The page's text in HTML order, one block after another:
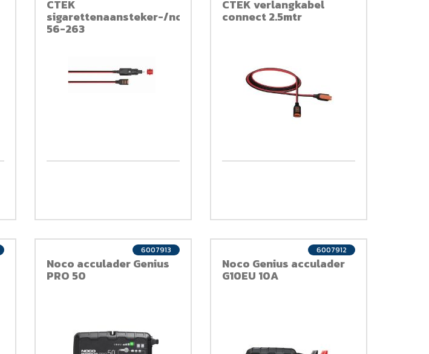
CTEK
sigarettenaansteker-/normkabel
56-263
CTEK verlangkabel
connect 2.5mtr
Noco acculader Genius
PRO 50
6007913
Noco Genius acculader
G10EU 10A
6007912